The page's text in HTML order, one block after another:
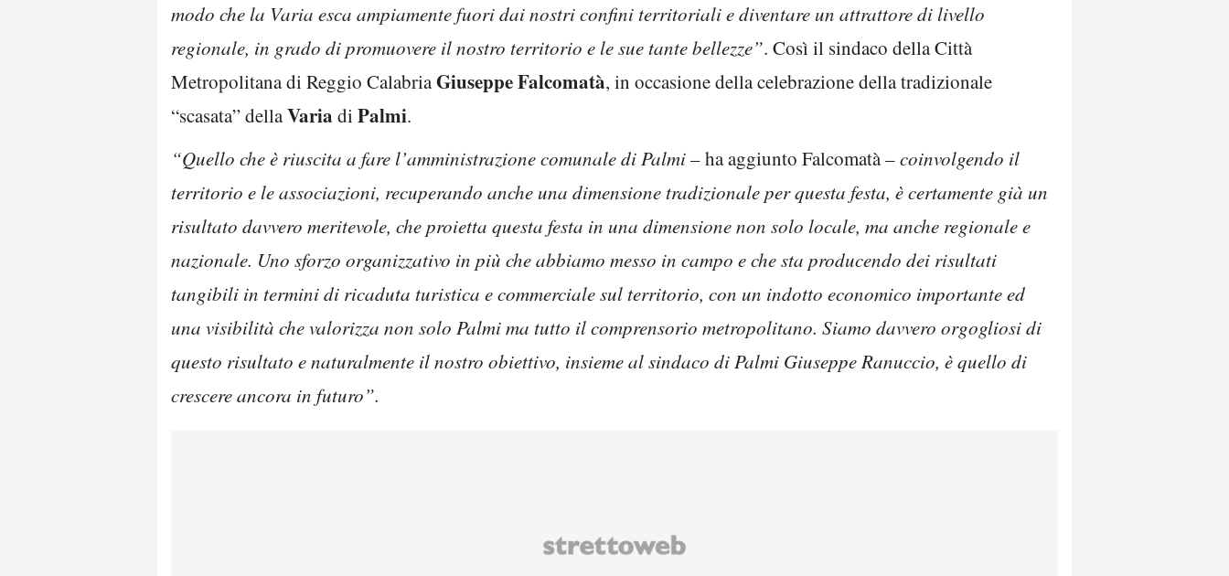
modo che la Varia esca ampiamente fuori dai nostri confini territoriali e diventare un attrattore di livello
regionale, in grado di promuovere il nostro territorio e le sue tante bellezze”. Così il sindaco della Città
Metropolitana di Reggio CalabriaGiuseppe Falcomatà, in occasione della celebrazione della tradizionale
“scasata” dellaVaria di Palmi.
“Quello che è riuscita a fare l’amministrazione comunale di Palmi– ha aggiunto Falcomatà –coinvolgendo il
territorio e le associazioni, recuperando anche una dimensione tradizionale per questa festa, è certamente già un
risultato davvero meritevole, che proietta questa festa in una dimensione non solo locale, ma anche regionale e
nazionale. Uno sforzo organizzativo in più che abbiamo messo in campo e che sta producendo dei risultati
tangibili in termini di ricaduta turistica e commerciale sul territorio, con un indotto economico importante ed
una visibilità che valorizza non solo Palmi ma tutto il comprensorio metropolitano. Siamo davvero orgogliosi di
questo risultato e naturalmente il nostro obiettivo, insieme al sindaco di Palmi Giuseppe Ranuccio, è quello di
crescere ancora in futuro”.